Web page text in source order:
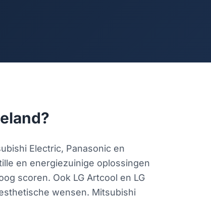
Electric, Panasonic en
en energiezuinige oplossingen
scoren. Ook LG Artcool en LG
wensen. Mitsubishi